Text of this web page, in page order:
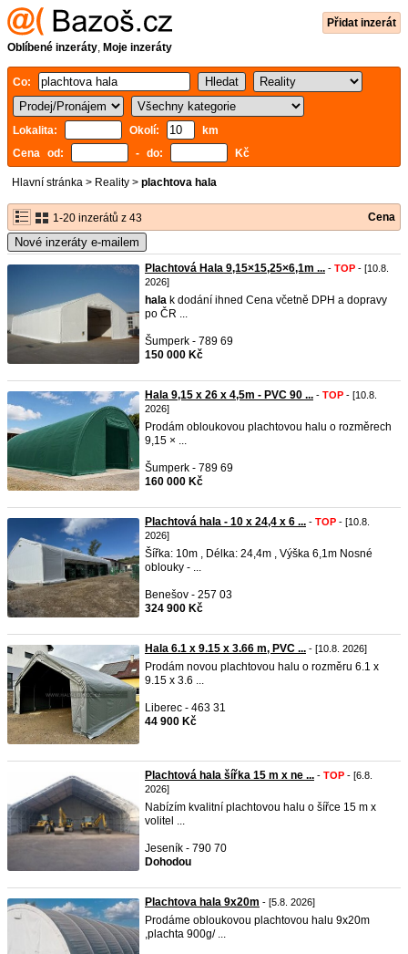
Přidat inzerát
Oblíbené inzeráty, Moje inzeráty
Co:
Lokalita: Okolí:
km
Cena od:
- do: Kč
Hlavní stránka > Reality > plachtova hala
1-20 inzerátů z 43 Cena
Nové inzeráty e-mailem
Plachtová Hala 9,15×15,25×6,1m ... - TOP - [10.8.
2026]
hala k dodání ihned Cena včetně DPH a dopravy
po ČR ...
Šumperk - 789 69
150 000 Kč
Hala 9,15 x 26 x 4,5m - PVC 90 ... - TOP - [10.8.
2026]
Prodám obloukovou plachtovou halu o rozměrech
9,15 × ...
Šumperk - 789 69
160 000 Kč
Plachtová hala - 10 x 24,4 x 6 ... - TOP - [10.8.
2026]
Šířka: 10m , Délka: 24,4m , Výška 6,1m Nosné
oblouky - ...
Benešov - 257 03
324 900 Kč
Hala 6.1 x 9.15 x 3.66 m, PVC ... - [10.8. 2026]
Prodám novou plachtovou halu o rozměru 6.1 x
9.15 x 3.6 ...
Liberec - 463 31
44 900 Kč
Plachtová hala šířka 15 m x ne ... - TOP - [6.8.
2026]
Nabízím kvalitní plachtovou halu o šířce 15 m x
volitel ...
Jeseník - 790 70
Dohodou
Plachtova hala 9x20m - [5.8. 2026]
Prodáme obloukovou plachtovou halu 9x20m
,plachta 900g/ ...